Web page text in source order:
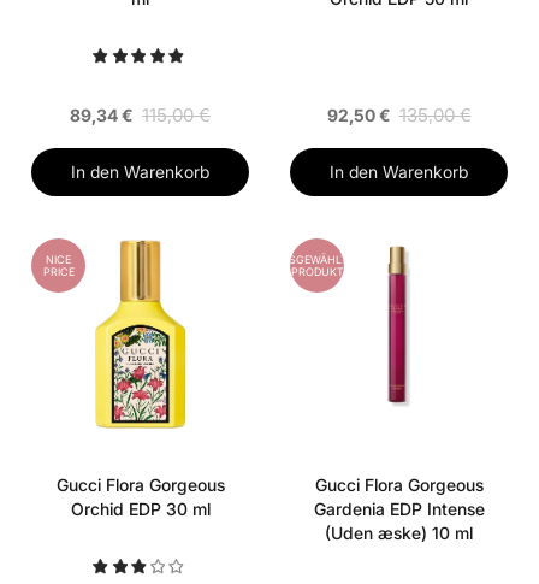
89,34 € 115,00 €
In den Warenkorb
92,50 € 135,00 €
In den Warenkorb
NICE
PRICE
Gucci Flora Gorgeous
Orchid EDP 30 ml
AUSGEWÄHLTES
PRODUKT
Gucci Flora Gorgeous
Gardenia EDP Intense
(Uden æske) 10 ml